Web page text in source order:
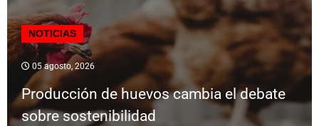
NOTICIAS
05 agosto, 2026
Producción de huevos cambia el debate
sobre sostenibilidad